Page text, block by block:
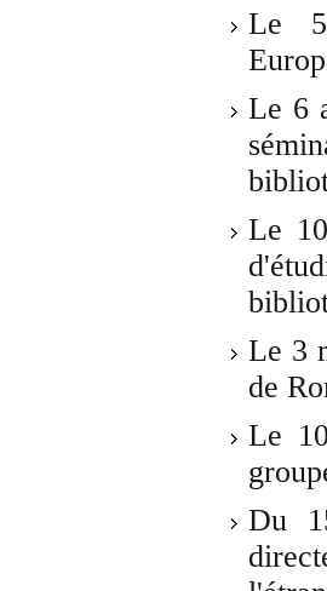
Le 5
Le 6
Le
Le 3
de
Le
Du